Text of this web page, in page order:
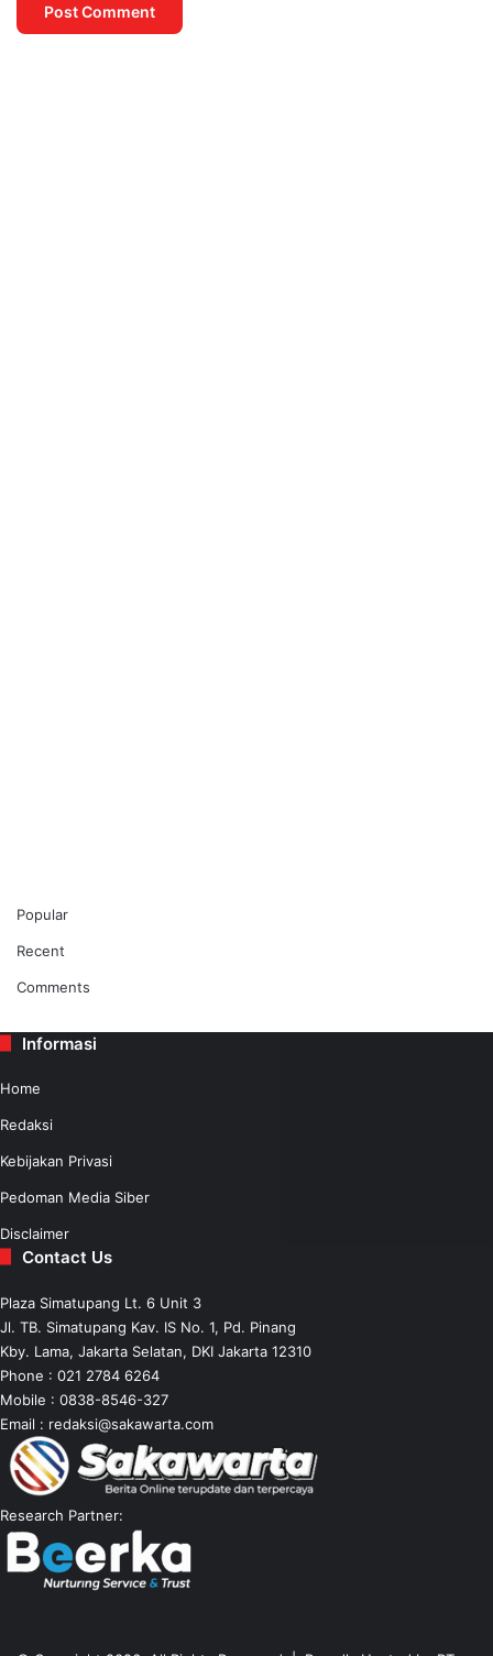
Popular
Recent
Comments
Informasi
Home
Redaksi
Kebijakan Privasi
Pedoman Media Siber
Disclaimer
Contact Us
Plaza Simatupang Lt. 6 Unit 3
Jl. TB. Simatupang Kav. IS No. 1, Pd. Pinang
Kby. Lama, Jakarta Selatan, DKI Jakarta 12310
Phone : 021 2784 6264
Mobile : 0838-8546-327
Email : redaksi@sakawarta.com
Research Partner: